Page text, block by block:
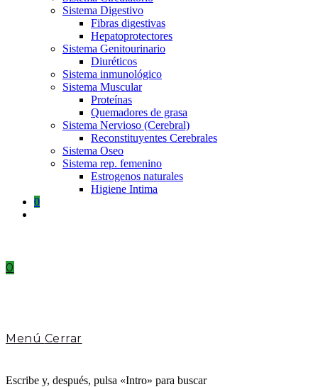
Sistema Digestivo
Fibras digestivas
Hepatoprotectores
Sistema Genitourinario
Diuréticos
Sistema inmunológico
Sistema Muscular
Proteínas
Quemadores de grasa
Sistema Nervioso (Cerebral)
Reconstituyentes Cerebrales
Sistema Oseo
Sistema rep. femenino
Estrogenos naturales
Higiene Intima
0
0
Menú Cerrar
Escribe y, después, pulsa «Intro» para buscar